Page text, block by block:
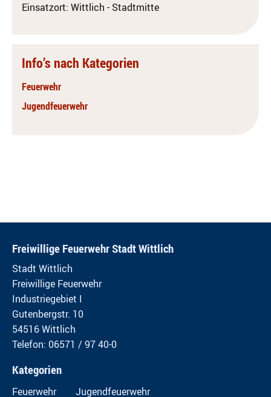
Einsatzort: Wittlich - Stadtmitte
Info’s nach Kategorien
Feuerwehr
Jugendfeuerwehr
Freiwillige Feuerwehr Stadt Wittlich
Stadt Wittlich
Freiwillige Feuerwehr
Industriegebiet I
Gutenbergstr. 10
54516 Wittlich
Telefon: 06571 / 97 40-0
Kategorien
Feuerwehr Jugendfeuerwehr